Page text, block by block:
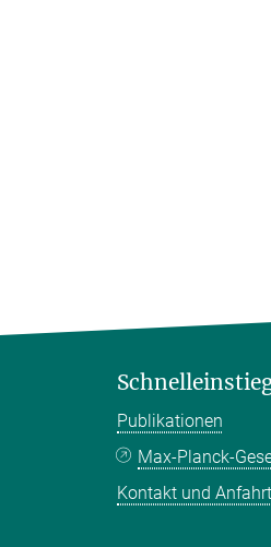
Publikationen
Max-Planck-
Kontakt und